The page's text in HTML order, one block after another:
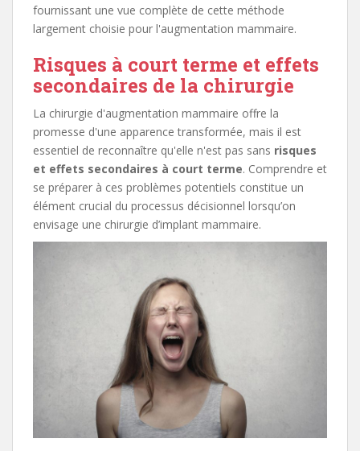
fournissant une vue complète de cette méthode
largement choisie pour l'augmentation mammaire.
Risques à court terme et effets
secondaires de la chirurgie
La chirurgie d'augmentation mammaire offre la
promesse d'une apparence transformée, mais il est
essentiel de reconnaître qu'elle n'est pas sans risques
et effets secondaires à court terme. Comprendre et
se préparer à ces problèmes potentiels constitue un
élément crucial du processus décisionnel lorsqu’on
envisage une chirurgie d’implant mammaire.